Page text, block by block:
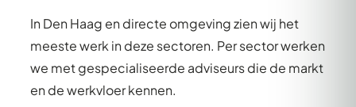
In Den Haag en directe omgeving zien wij het
meeste werk in deze sectoren. Per sector werken
we met gespecialiseerde adviseurs die de markt
en de werkvloer kennen.